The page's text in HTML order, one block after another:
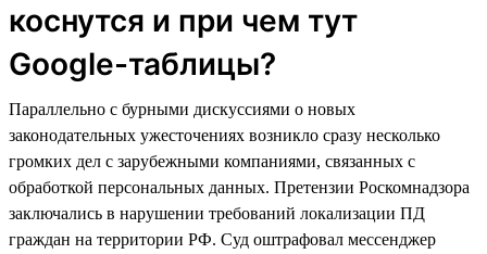
коснутся и при чем тут
Google-таблицы?
Параллельно с бурными дискуссиями о новых
законодательных ужесточениях возникло сразу несколько
громких дел с зарубежными компаниями, связанных с
обработкой персональных данных. Претензии Роскомнадзора
заключались в нарушении требований локализации ПД
граждан на территории РФ. Суд оштрафовал мессенджер